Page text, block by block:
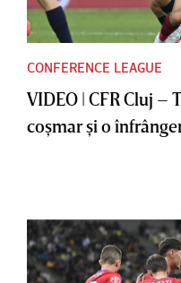
CONFERENCE LEAGUE
VIDEO | CFR Cluj –
coşmar şi o